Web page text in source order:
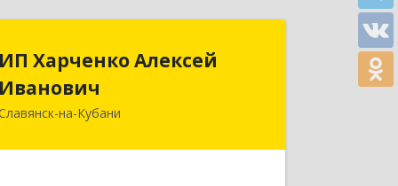
ИП Харченко Алексей
Иванович
на-Кубани
ИП Харченко Алексей
Иванович
353 579, Краснодарский край,